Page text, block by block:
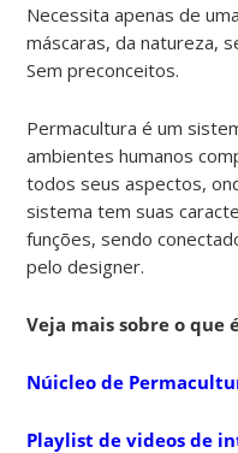
Necessita apenas de
máscaras, da natureza,
Sem preconceitos.
Permacultura é um
ambientes humanos
todos seus aspectos,
sistema tem suas
funções, sendo
pelo designer.
Veja mais sobre o
Núicleo de
Playlist de videos de